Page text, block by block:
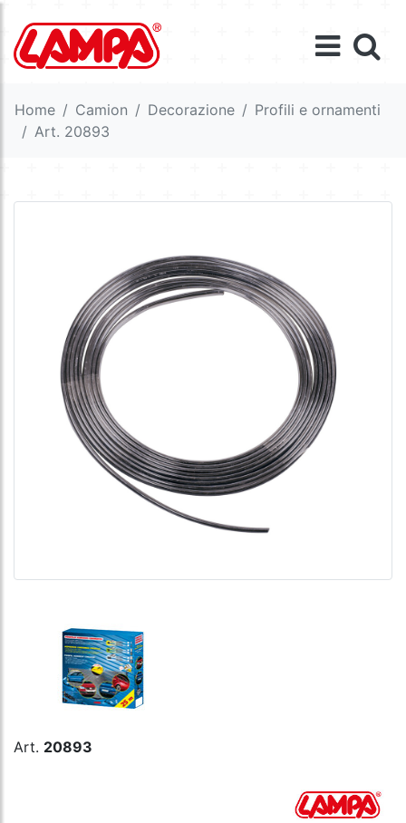
Home Camion Decorazione
Profili e ornamenti
Art. 20893
Art. 20893